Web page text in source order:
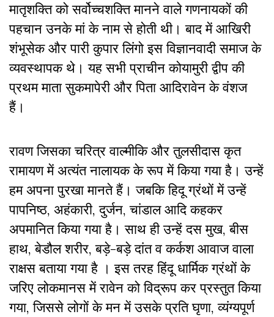
मातृशक्ति को सर्वोच्चशक्ति मानने वाले गणनायकों की
पहचान उनके मां के नाम से होती थी। बाद में आखिरी
शंभूसेक और पारी कुपार लिंगो इस विज्ञानवादी समाज के
व्यवस्थापक थे। यह सभी प्राचीन कोयामुरी द्वीप की
प्रथम माता सुकमापेरी और पिता आदिरावेन के वंशज
हैं।
रावण जिसका चरित्र वाल्मीकि और तुलसीदास कृत
रामायण में अत्यंत नालायक के रूप में किया गया है। उन्हें
हम अपना पुरखा मानते हैं। जबकि हिदू ग्रंथों में उन्हें
पापनिष्ठ, अहंकारी, दुर्जन, चांडाल आदि कहकर
अपमानित किया गया है। साथ ही उन्हें दस मुख, बीस
हाथ, बेडौल शरीर, बड़े-बड़े दांत व कर्कश आवाज वाला
राक्षस बताया गया है । इस तरह हिंदू धार्मिक ग्रंथों के
जरिए लोकमानस में रावेन को विद्रूप कर प्रस्तुत किया
गया, जिससे लोगों के मन में उसके प्रति घृणा, व्यंग्यपूर्ण